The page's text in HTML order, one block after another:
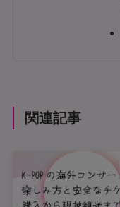
関連記事